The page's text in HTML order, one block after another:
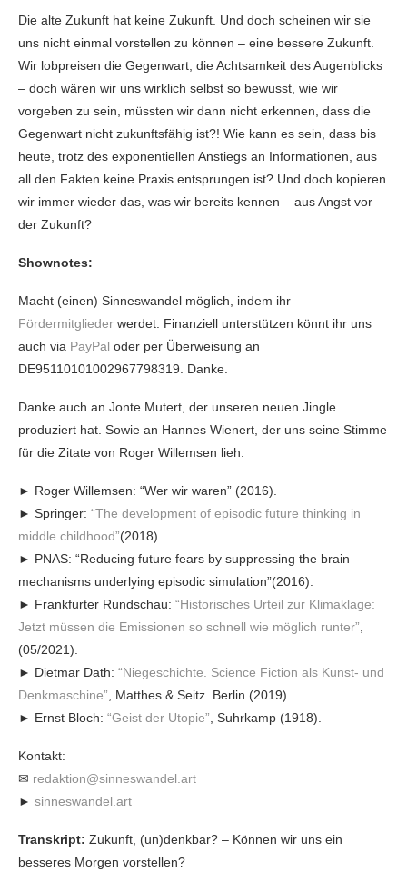
Die alte Zukunft hat keine Zukunft. Und doch scheinen wir sie
uns nicht einmal vorstellen zu können – eine bessere Zukunft.
Wir lobpreisen die Gegenwart, die Achtsamkeit des Augenblicks
– doch wären wir uns wirklich selbst so bewusst, wie wir
vorgeben zu sein, müssten wir dann nicht erkennen, dass die
Gegenwart nicht zukunftsfähig ist?! Wie kann es sein, dass bis
heute, trotz des exponentiellen Anstiegs an Informationen, aus
all den Fakten keine Praxis entsprungen ist? Und doch kopieren
wir immer wieder das, was wir bereits kennen – aus Angst vor
der Zukunft?
Shownotes:
Macht (einen) Sinneswandel möglich, indem ihr
Fördermitglieder werdet. Finanziell unterstützen könnt ihr uns
auch via PayPal oder per Überweisung an
DE95110101002967798319. Danke.
Danke auch an Jonte Mutert, der unseren neuen Jingle
produziert hat. Sowie an Hannes Wienert, der uns seine Stimme
für die Zitate von Roger Willemsen lieh.
► Roger Willemsen: “Wer wir waren” (2016).
► Springer: “The development of episodic future thinking in
middle childhood”(2018).
► PNAS: “Reducing future fears by suppressing the brain
mechanisms underlying episodic simulation”(2016).
► Frankfurter Rundschau: “Historisches Urteil zur Klimaklage:
Jetzt müssen die Emissionen so schnell wie möglich runter”
(05/2021).
► Dietmar Dath: “Niegeschichte. Science Fiction als Kunst- und
Denkmaschine” , Matthes & Seitz. Berlin (2019).
► Ernst Bloch: “Geist der Utopie” , Suhrkamp (1918).
Kontakt:
✉ redaktion@sinneswandel.art
► sinneswandel.art
Transkript: Zukunft, (un)denkbar? – Können wir uns ein
besseres Morgen vorstellen?